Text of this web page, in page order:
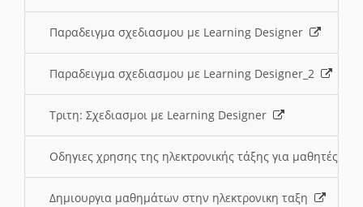
Παραδειγμα σχεδιασμου με Learning Designer
Παραδειγμα σχεδιασμου με Learning Designer_2
Τριτη: Σχεδιασμοι με Learning Designer
Οδηγιες χρησης της ηλεκτρονικής τάξης για μαθητές
Δημιουργια μαθημάτων στην ηλεκτρονικη ταξη